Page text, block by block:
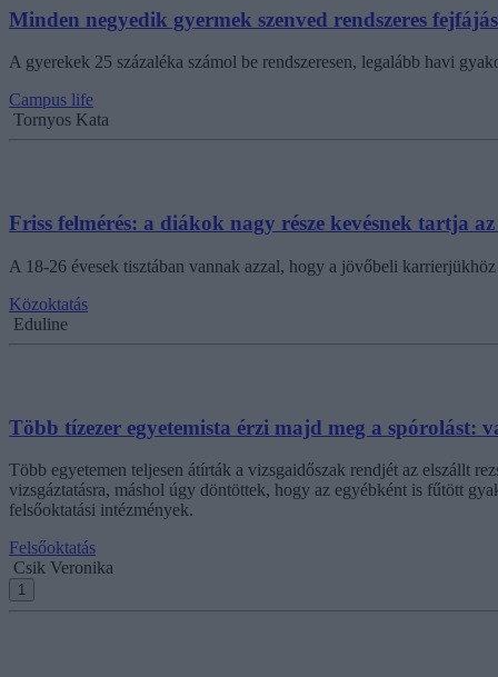
Minden negyedik gyermek szenved rendszeres
A gyerekek 25 százaléka számol be rendszeresen, legalább havi
Campus life
Tornyos Kata
Friss felmérés: a diákok nagy része kevésnek tartja
A 18-26 évesek tisztában vannak azzal, hogy a jövőbeli
Közoktatás
Eduline
Több tízezer egyetemista érzi majd meg a spórolást:
Több egyetemen teljesen átírták a vizsgaidőszak rendjét az elszállt
vizsgáztatásra, máshol úgy döntöttek, hogy az egyébként is fűtött
felsőoktatási intézmények.
Felsőoktatás
Csik Veronika
1